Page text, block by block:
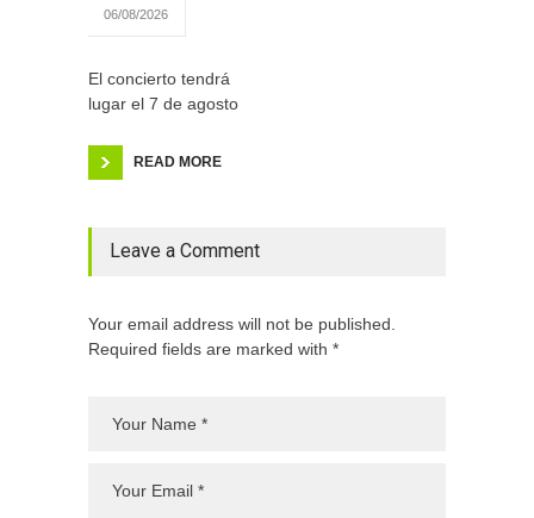
06/08/2026
El concierto tendrá
lugar el 7 de agosto
READ MORE
Leave a Comment
Your email address will not be published.
Required fields are marked with *